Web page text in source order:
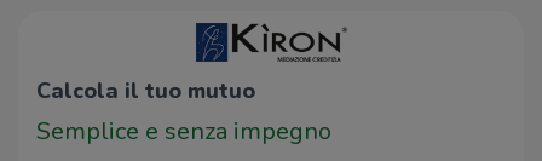
Calcola il tuo mutuo
Semplice e senza impegno